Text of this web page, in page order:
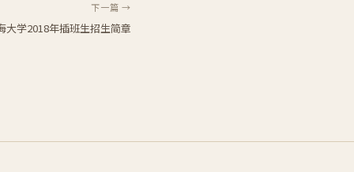
下一篇 →
大学2018年插班生招生简章